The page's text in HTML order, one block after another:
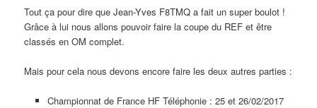
Tout ça pour dire que Jean-Yves F8TMQ a fait un super boulot !
Grâce à lui nous allons pouvoir faire la coupe du REF et être
classés en OM complet.
Mais pour cela nous devons encore faire les deux autres parties :
Championnat de France HF Téléphonie : 25 et 26/02/2017